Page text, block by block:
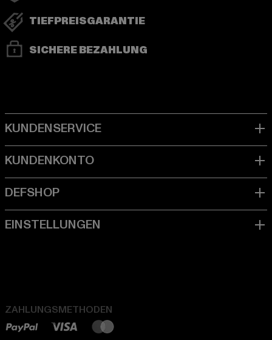
TIEFPREISGARANTIE
SICHERE BEZAHLUNG
ZAHLUNGSMETHODEN